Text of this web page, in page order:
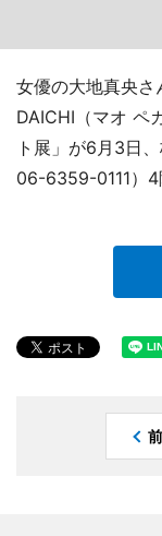
女優の大地真央さ
DAICHI（マオ ペ
ト展」が6月3日
06-6359-0111）4